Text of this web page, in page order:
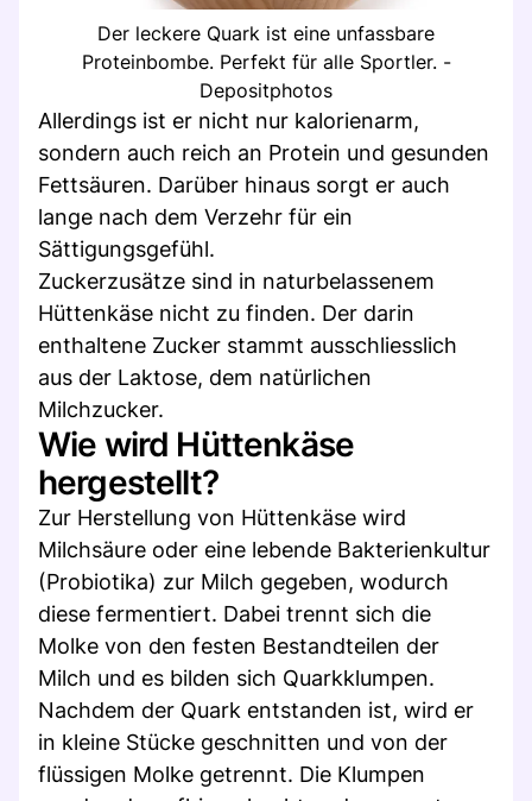
Der leckere Quark ist eine unfassbare
Proteinbombe. Perfekt für alle Sportler. -
Depositphotos
Allerdings ist er nicht nur kalorienarm,
sondern auch reich an Protein und gesunden
Fettsäuren. Darüber hinaus sorgt er auch
lange nach dem Verzehr für ein
Sättigungsgefühl.
Zuckerzusätze sind in naturbelassenem
Hüttenkäse nicht zu finden. Der darin
enthaltene Zucker stammt ausschliesslich
aus der Laktose, dem natürlichen
Milchzucker.
Wie wird Hüttenkäse
hergestellt?
Zur Herstellung von Hüttenkäse wird
Milchsäure oder eine lebende Bakterienkultur
(Probiotika) zur Milch gegeben, wodurch
diese fermentiert. Dabei trennt sich die
Molke von den festen Bestandteilen der
Milch und es bilden sich Quarkklumpen.
Nachdem der Quark entstanden ist, wird er
in kleine Stücke geschnitten und von der
flüssigen Molke getrennt. Die Klumpen